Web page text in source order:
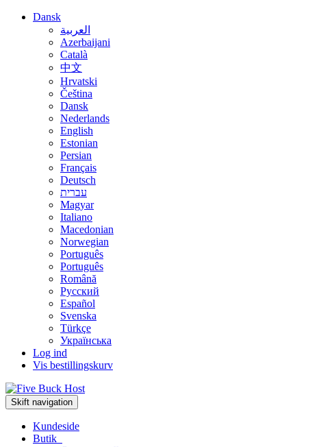
Dansk
العربية
Azerbaijani
Català
中文
Hrvatski
Čeština
Dansk
Nederlands
English
Estonian
Persian
Français
Deutsch
עברית
Magyar
Italiano
Macedonian
Norwegian
Português
Português
Română
Русский
Español
Svenska
Türkçe
Українська
Log ind
Vis bestillingskurv
Skift navigation
Kundeside
Butik